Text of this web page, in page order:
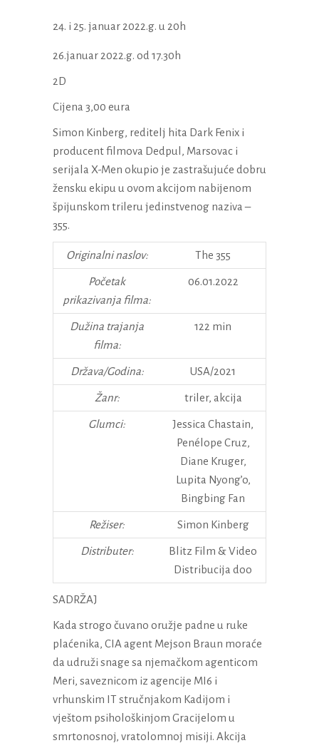
i 25. januar 2022.g. u 20h
26.januar 2022.g. od 17.30h
2D
Cijena 3,00 eura
Simon Kinberg, reditelj hita Dark Fenix i
producent filmova Dedpul, Marsovac i
serijala X-Men okupio je zastrašujuće dobru
žensku ekipu u ovom akcijom nabijenom
špijunskom trileru jedinstvenog naziva –
355.
Originalni naslov: The 355
Početak
prikazivanja filma:
06.01.2022
Dužina trajanja
filma:
122 min
Država/Godina: USA/2021
Žanr: triler, akcija
Glumci:
Jessica Chastain,
Penélope Cruz,
Diane Kruger,
Lupita Nyong’o,
Bingbing Fan
Režiser: Simon Kinberg
Distributer:
Blitz Film & Video
Distribucija doo
SADRŽAJ
Kada strogo čuvano oružje padne u ruke
plaćenika, CIA agent Mejson Braun moraće
da udruži snage sa njemačkom agenticom
Meri, saveznicom iz agencije MI6 i
vrhunskim IT stručnjakom Kadijom i
vještom psihološkinjom Gracijelom u
smrtonosnoj, vratolomnoj misiji. Akcija